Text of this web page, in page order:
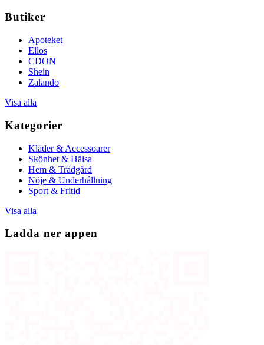
Butiker
Apoteket
Ellos
CDON
Shein
Zalando
Visa alla
Kategorier
Kläder & Accessoarer
Skönhet & Hälsa
Hem & Trädgård
Nöje & Underhållning
Sport & Fritid
Visa alla
Ladda ner appen